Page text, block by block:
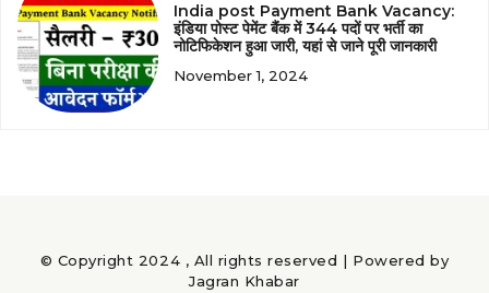
India post Payment Bank Vacancy:
इंडिया पोस्ट पेमेंट बैंक में 344 पदों पर भर्ती का
नोटिफिकेशन हुआ जारी, यहां से जाने पूरी जानकारी
November 1, 2024
© Copyright 2024 , All rights reserved | Powered by
Jagran Khabar